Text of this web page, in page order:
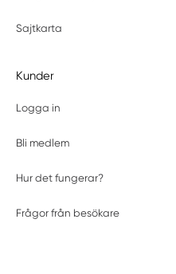
Sajtkarta
Kunder
Logga in
Bli medlem
Hur det fungerar?
Frågor från besökare